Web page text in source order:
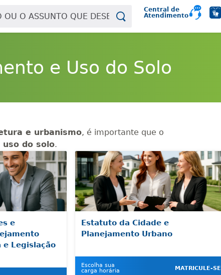
Central de
Atendimento
e Uso do Solo
e urbanismo, é importante que o
do solo.
e
e Legislação
Estatuto da Cidade e
Planejamento Urbano
Escolha sua
carga horária
MATRICULE-SE